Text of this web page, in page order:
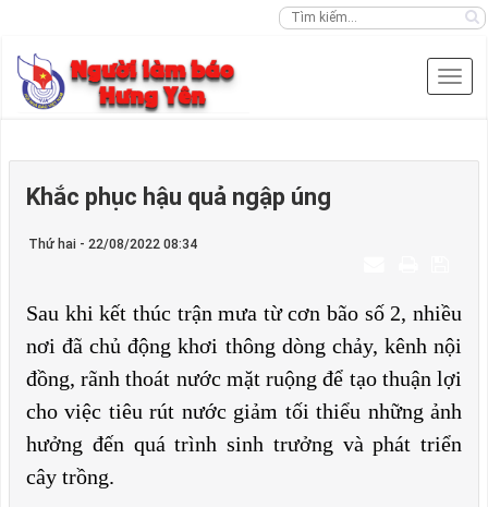
Khắc phục hậu quả ngập úng
Thứ hai - 22/08/2022 08:34
Sau khi kết thúc trận mưa từ cơn bão số 2, nhiều
nơi đã chủ động khơi thông dòng chảy, kênh nội
đồng, rãnh thoát nước mặt ruộng để tạo thuận lợi
cho việc tiêu rút nước giảm tối thiểu những ảnh
hưởng đến quá trình sinh trưởng và phát triển
cây trồng.